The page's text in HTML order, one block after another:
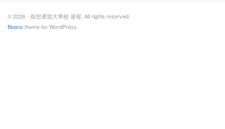
© 2026 - 仮想通貨大學校 速報. All rights reserved.
Beans theme for WordPress.